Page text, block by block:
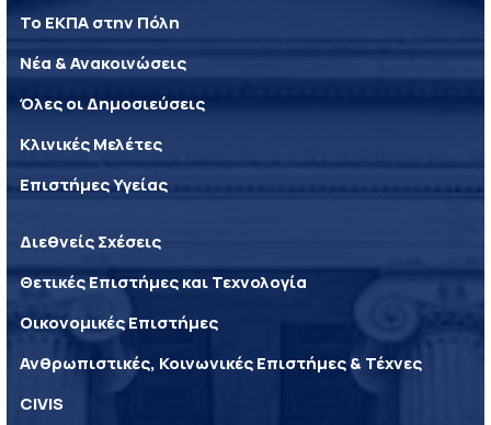
Το ΕΚΠΑ στην Πόλη
Νέα & Ανακοινώσεις
Όλες οι Δημοσιεύσεις
Κλινικές Μελέτες
Επιστήμες Υγείας
Διεθνείς Σχέσεις
Θετικές Επιστήμες και Τεχνολογία
Οικονομικές Επιστήμες
Ανθρωπιστικές, Κοινωνικές Επιστήμες & Τέχνες
CIVIS